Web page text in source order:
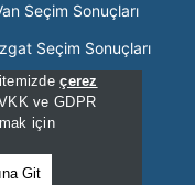
çerez
ve GDPR
için
Git
Seçim Sonuçları
Seçim Sonuçları
- .2